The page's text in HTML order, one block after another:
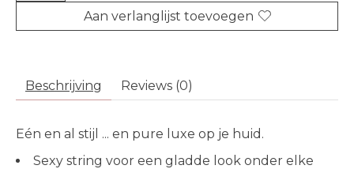
Aan verlanglijst toevoegen
Beschrijving Reviews (0)
Eén en al stijl ... en pure luxe op je huid.
Sexy string voor een gladde look onder elke